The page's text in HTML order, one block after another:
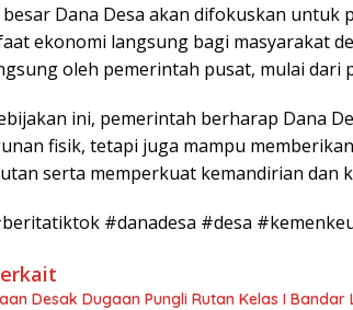
Dana Desa akan difokuskan untuk
ekonomi langsung bagi masyarakat
oleh pemerintah pusat, mulai dari
ini, pemerintah berharap Dana
fisik, tetapi juga mampu
serta memperkuat kemandirian dan
#danadesa #desa
Desak Dugaan Pungli Rutan Kelas I Bandar